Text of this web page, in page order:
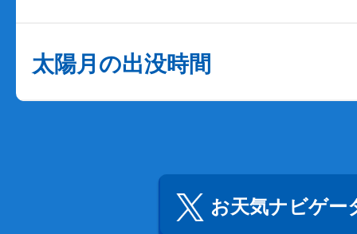
太陽月の出没時間
お天気ナビゲー